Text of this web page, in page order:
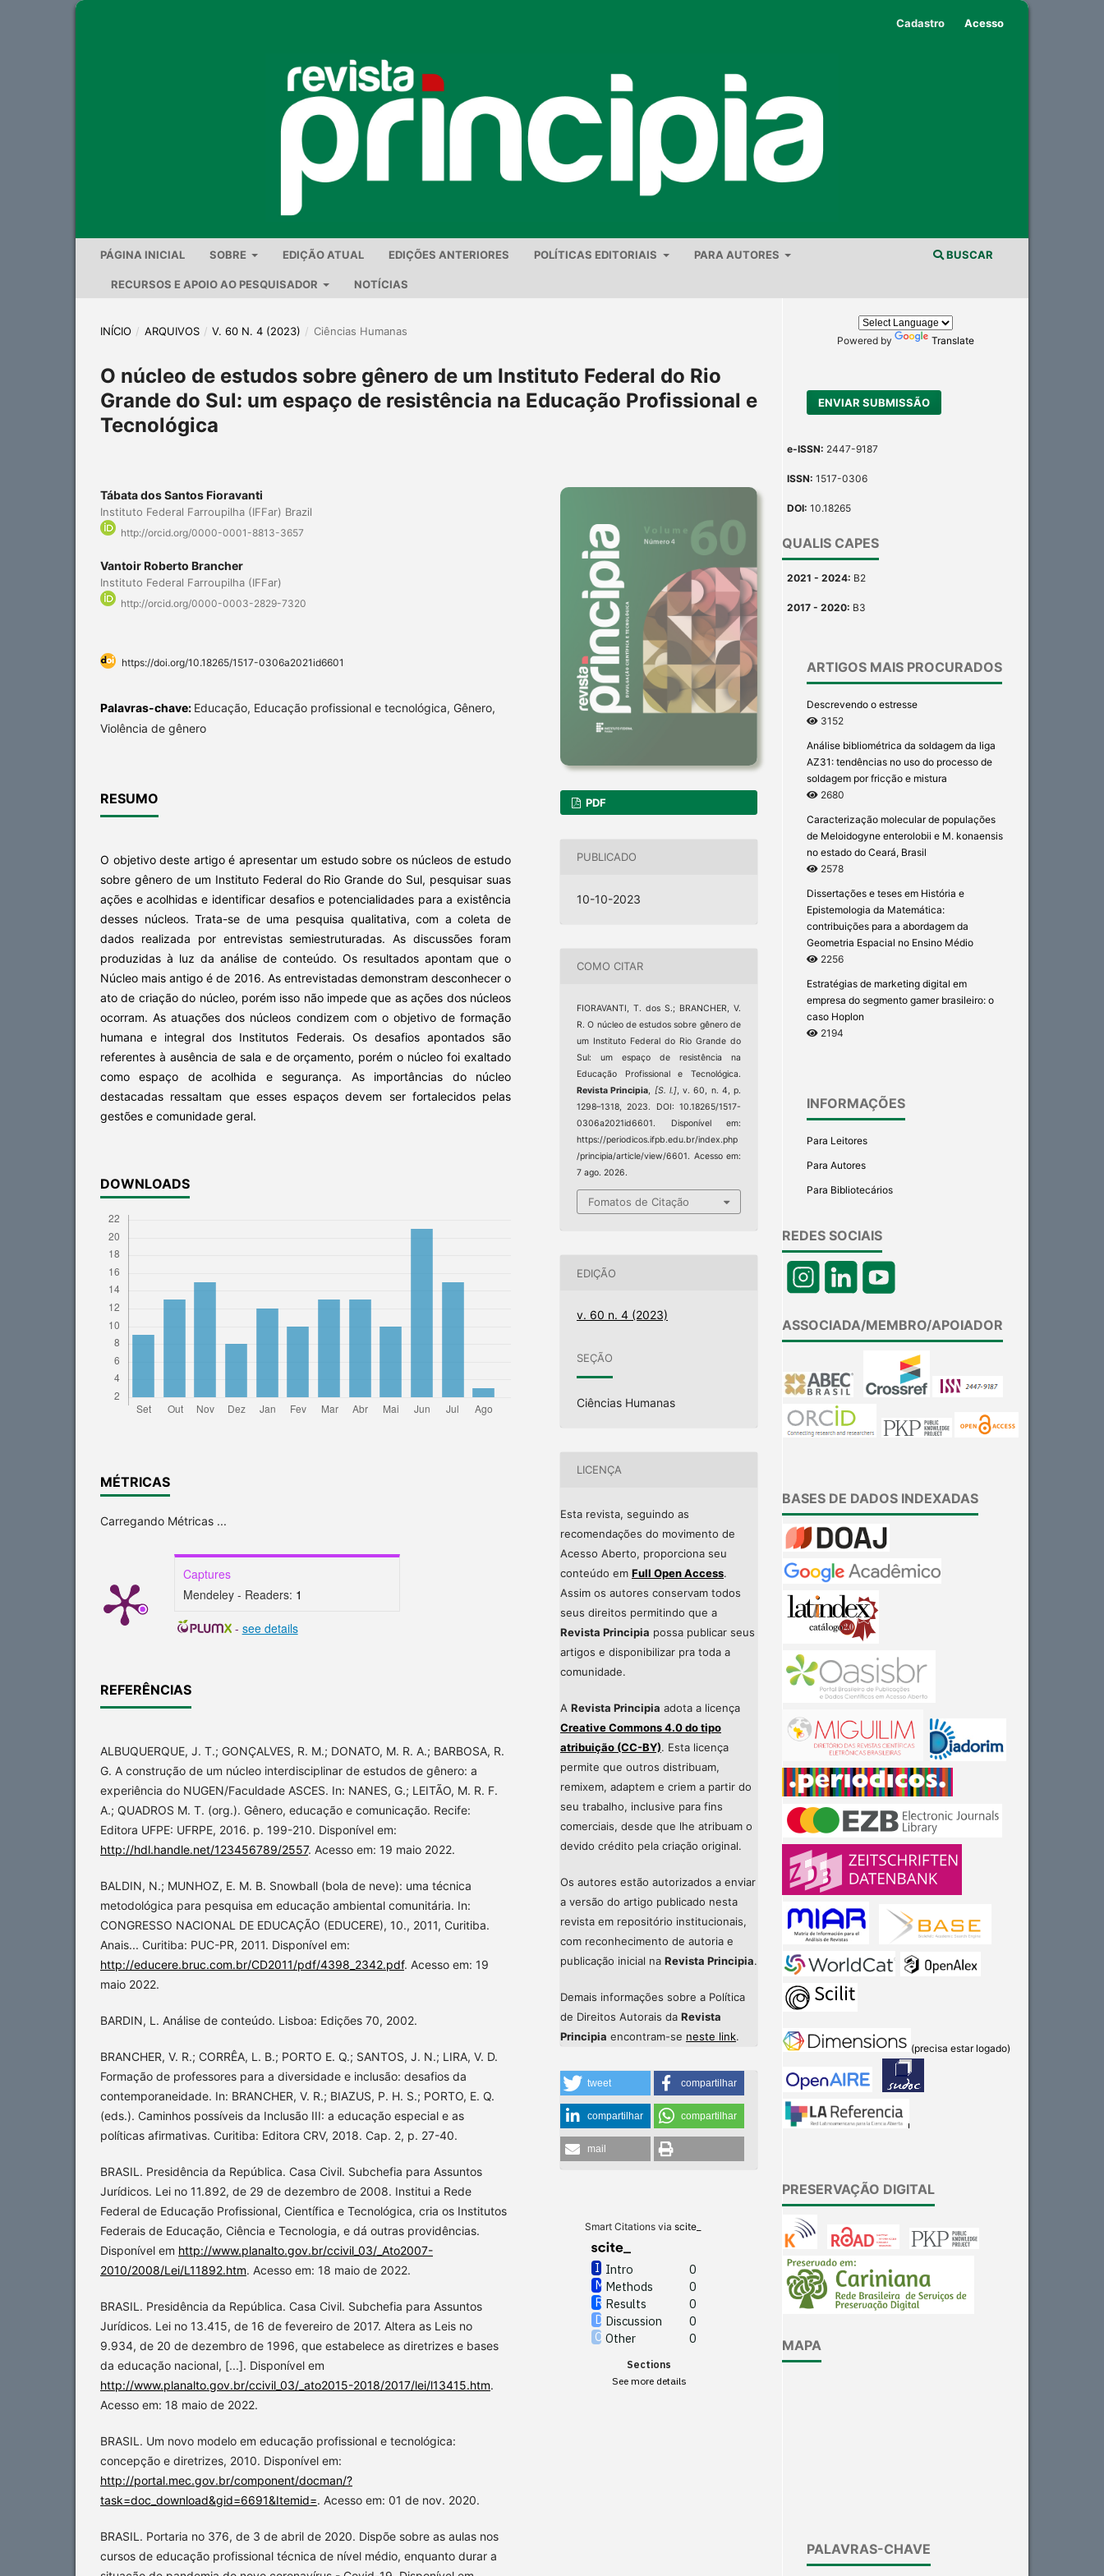
PÁGINA INICIAL SOBRE EDIÇÃO ATUAL EDIÇÕES ANTERIORES POLÍTICAS EDITORIAIS PARA AUTORES
RECURSOS E APOIO AO PESQUISADOR NOTÍCIAS
BUSCAR
Cadastro Acesso
INÍCIO / ARQUIVOS / V. 60 N. 4 (2023) / Ciências Humanas
O núcleo de estudos sobre gênero de um Instituto Federal do Rio
Grande do Sul: um espaço de resistência na Educação Profissional e
Tecnológica
Tábata dos Santos Fioravanti
Instituto Federal Farroupilha (IFFar) Brazil
http://orcid.org/0000-0001-8813-3657
Vantoir Roberto Brancher
Instituto Federal Farroupilha (IFFar)
http://orcid.org/0000-0003-2829-7320
https://doi.org/10.18265/1517-0306a2021id6601
Palavras-chave: Educação, Educação profissional e tecnológica, Gênero,
Violência de gênero
RESUMO
O objetivo deste artigo é apresentar um estudo sobre os núcleos de estudo
sobre gênero de um Instituto Federal do Rio Grande do Sul, pesquisar suas
ações e acolhidas e identificar desafios e potencialidades para a existência
desses núcleos. Trata-se de uma pesquisa qualitativa, com a coleta de
dados realizada por entrevistas semiestruturadas. As discussões foram
produzidas à luz da análise de conteúdo. Os resultados apontam que o
Núcleo mais antigo é de 2016. As entrevistadas demonstram desconhecer o
ato de criação do núcleo, porém isso não impede que as ações dos núcleos
ocorram. As atuações dos núcleos condizem com o objetivo de formação
humana e integral dos Institutos Federais. Os desafios apontados são
referentes à ausência de sala e de orçamento, porém o núcleo foi exaltado
como espaço de acolhida e segurança. As importâncias do núcleo
destacadas ressaltam que esses espaços devem ser fortalecidos pelas
gestões e comunidade geral.
DOWNLOADS
MÉTRICAS
Carregando Métricas ...
Captures
Mendeley - Readers: 1
- see details
REFERÊNCIAS
ALBUQUERQUE, J. T.; GONÇALVES, R. M.; DONATO, M. R. A.; BARBOSA, R.
G. A construção de um núcleo interdisciplinar de estudos de gênero: a
experiência do NUGEN/Faculdade ASCES. In: NANES, G.; LEITÃO, M. R. F.
A.; QUADROS M. T. (org.). Gênero, educação e comunicação. Recife:
Editora UFPE: UFRPE, 2016. p. 199-210. Disponível em:
http://hdl.handle.net/123456789/2557. Acesso em: 19 maio 2022.
BALDIN, N.; MUNHOZ, E. M. B. Snowball (bola de neve): uma técnica
metodológica para pesquisa em educação ambiental comunitária. In:
CONGRESSO NACIONAL DE EDUCAÇÃO (EDUCERE), 10., 2011, Curitiba.
Anais... Curitiba: PUC-PR, 2011. Disponível em:
http://educere.bruc.com.br/CD2011/pdf/4398_2342.pdf. Acesso em: 19
maio 2022.
BARDIN, L. Análise de conteúdo. Lisboa: Edições 70, 2002.
BRANCHER, V. R.; CORRÊA, L. B.; PORTO E. Q.; SANTOS, J. N.; LIRA, V. D.
Formação de professores para a diversidade e inclusão: desafios da
contemporaneidade. In: BRANCHER, V. R.; BIAZUS, P. H. S.; PORTO, E. Q.
(eds.). Caminhos possíveis da Inclusão III: a educação especial e as
políticas afirmativas. Curitiba: Editora CRV, 2018. Cap. 2, p. 27-40.
BRASIL. Presidência da República. Casa Civil. Subchefia para Assuntos
Jurídicos. Lei no 11.892, de 29 de dezembro de 2008. Institui a Rede
Federal de Educação Profissional, Científica e Tecnológica, cria os Institutos
Federais de Educação, Ciência e Tecnologia, e dá outras providências.
Disponível em http://www.planalto.gov.br/ccivil_03/_Ato2007-
2010/2008/Lei/L11892.htm. Acesso em: 18 maio de 2022.
BRASIL. Presidência da República. Casa Civil. Subchefia para Assuntos
Jurídicos. Lei no 13.415, de 16 de fevereiro de 2017. Altera as Leis no
9.934, de 20 de dezembro de 1996, que estabelece as diretrizes e bases
da educação nacional, [...]. Disponível em
http://www.planalto.gov.br/ccivil_03/_ato2015-2018/2017/lei/l13415.htm.
Acesso em: 18 maio de 2022.
BRASIL. Um novo modelo em educação profissional e tecnológica:
concepção e diretrizes, 2010. Disponível em:
http://portal.mec.gov.br/component/docman/?
task=doc_download&gid=6691&Itemid=. Acesso em: 01 de nov. 2020.
BRASIL. Portaria no 376, de 3 de abril de 2020. Dispõe sobre as aulas nos
cursos de educação profissional técnica de nível médio, enquanto durar a
PDF
PUBLICADO
10-10-2023
COMO CITAR
FIORAVANTI, T. dos S.; BRANCHER, V.
R. O núcleo de estudos sobre gênero de
um Instituto Federal do Rio Grande do
Sul: um espaço de resistência na
Educação Profissional e Tecnológica.
Revista Principia, [S. l.], v. 60, n. 4, p.
1298–1318, 2023. DOI: 10.18265/1517-
0306a2021id6601. Disponível em:
https://periodicos.ifpb.edu.br/index.php
/principia/article/view/6601. Acesso em:
7 ago. 2026.
Fomatos de Citação
EDIÇÃO
v. 60 n. 4 (2023)
SEÇÃO
Ciências Humanas
LICENÇA
Esta revista, seguindo as
recomendações do movimento de
Acesso Aberto, proporciona seu
conteúdo em Full Open Access.
Assim os autores conservam todos
seus direitos permitindo que a
Revista Principia possa publicar seus
artigos e disponibilizar pra toda a
comunidade.
A Revista Principia adota a licença
Creative Commons 4.0 do tipo
atribuição (CC-BY). Esta licença
permite que outros distribuam,
remixem, adaptem e criem a partir do
seu trabalho, inclusive para fins
comerciais, desde que lhe atribuam o
devido crédito pela criação original.
Os autores estão autorizados a enviar
a versão do artigo publicado nesta
revista em repositório institucionais,
com reconhecimento de autoria e
publicação inicial na Revista Principia.
Demais informações sobre a Política
de Direitos Autorais da Revista
Principia encontram-se neste link.
tweet compartilhar
compartilhar compartilhar
mail
Smart Citations via scite_
Intro
0
Methods
0
Results
0
Discussion
0
Other
0
Sections
See more details
Methods
Results
0
Discussion
0
See how this article has been
Scite shows how a scientific
Powered by Translate
ENVIAR SUBMISSÃO
e-ISSN: 2447-9187
ISSN: 1517-0306
DOI: 10.18265
QUALIS CAPES
2021 - 2024: B2
2017 - 2020: B3
ARTIGOS MAIS PROCURADOS
Descrevendo o estresse
3152
Análise bibliométrica da soldagem da liga
AZ31: tendências no uso do processo de
soldagem por fricção e mistura
2680
Caracterização molecular de populações
de Meloidogyne enterolobii e M. konaensis
no estado do Ceará, Brasil
2578
Dissertações e teses em História e
Epistemologia da Matemática:
contribuições para a abordagem da
Geometria Espacial no Ensino Médio
2256
Estratégias de marketing digital em
empresa do segmento gamer brasileiro: o
caso Hoplon
2194
INFORMAÇÕES
Para Leitores
Para Autores
Para Bibliotecários
REDES SOCIAIS
ASSOCIADA/MEMBRO/APOIADOR
BASES DE DADOS INDEXADAS
(precisa estar logado)
PRESERVAÇÃO DIGITAL
MAPA
PALAVRAS-CHAVE